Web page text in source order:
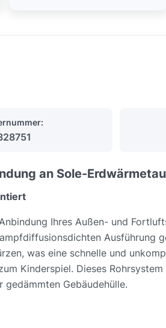
an Sole-
Ihres Außen- und
Ausführung
was eine schnelle und
Kinderspiel. Dieses
Gebäudehülle.